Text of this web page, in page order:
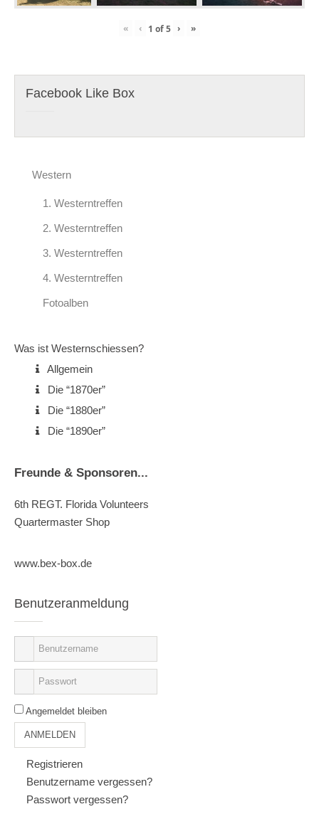
« ‹ 1 of5 › »
Facebook Like Box
Western
1. Westerntreffen
2. Westerntreffen
3. Westerntreffen
4. Westerntreffen
Fotoalben
Was ist Westernschiessen?
Allgemein
Die “1870er”
Die “1880er”
Die “1890er”
Freunde & Sponsoren...
6th REGT. Florida Volunteers
Quartermaster Shop
www.bex-box.de
Benutzeranmeldung
Angemeldet bleiben
ANMELDEN
Registrieren
Benutzername vergessen?
Passwort vergessen?